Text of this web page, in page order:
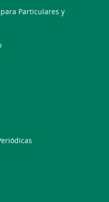
Particulares y